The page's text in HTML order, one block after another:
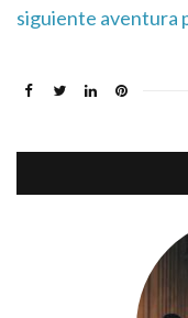
siguiente aventura